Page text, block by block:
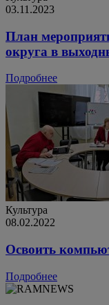
03.11.2023
План
округа в
Подробнее
Культура
08.02.2022
Освоить
Подробнее